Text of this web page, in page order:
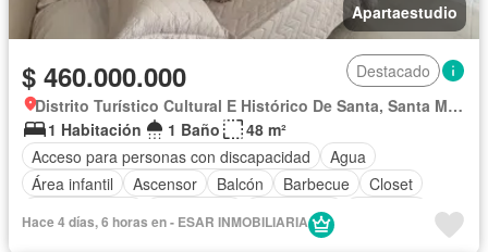
Apartaestudio
$ 460.000.000
Destacado
Distrito Turístico Cultural E Histórico De Santa, Santa Marta
1 Habitación
1 Baño
48 m²
Acceso para personas con discapacidad
Agua
Área infantil
Ascensor Balcón Barbecue
Closet
Gas natural
Tanque de agua
Hace 4 días, 6 horas en - ESAR INMOBILIARIA